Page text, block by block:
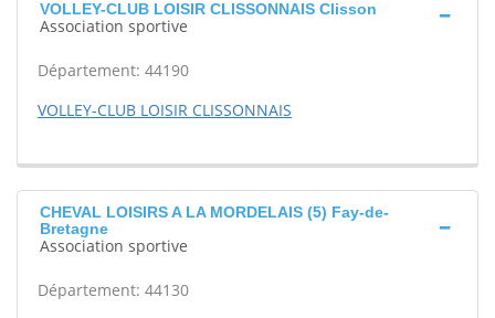
VOLLEY-CLUB LOISIR CLISSONNAIS Clisson
Association sportive
Département: 44190
VOLLEY-CLUB LOISIR CLISSONNAIS
CHEVAL LOISIRS A LA MORDELAIS (5) Fay-de-
Bretagne
Association sportive
Département: 44130